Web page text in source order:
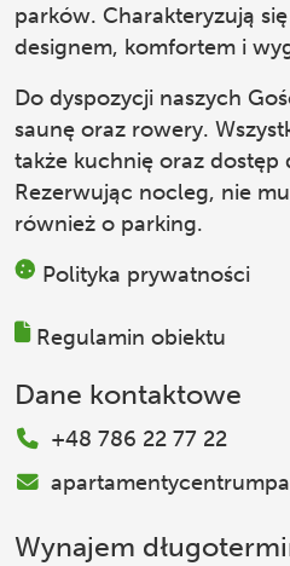
parków. Charakteryzują
designem, komfortem i
Do dyspozycji naszych
saunę oraz rowery.
także kuchnię oraz dostęp
Rezerwując nocleg, nie
również o parking.
Polityka prywatności
Regulamin obiektu
Dane kontaktowe
+48 786 22 77 22
Wynajem